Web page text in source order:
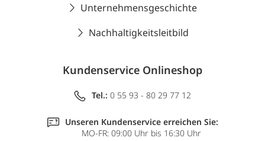
Unternehmensgeschichte
Nachhaltigkeitsleitbild
Kundenservice Onlineshop
Tel.: 0 55 93 - 80 29 77 12
Unseren Kundenservice erreichen Sie:
MO-FR: 09:00 Uhr bis 16:30 Uhr